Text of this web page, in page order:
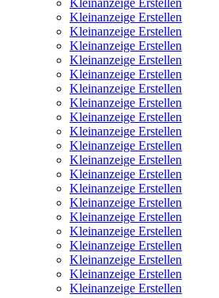
Kleinanzeige Erstellen
Kleinanzeige Erstellen
Kleinanzeige Erstellen
Kleinanzeige Erstellen
Kleinanzeige Erstellen
Kleinanzeige Erstellen
Kleinanzeige Erstellen
Kleinanzeige Erstellen
Kleinanzeige Erstellen
Kleinanzeige Erstellen
Kleinanzeige Erstellen
Kleinanzeige Erstellen
Kleinanzeige Erstellen
Kleinanzeige Erstellen
Kleinanzeige Erstellen
Kleinanzeige Erstellen
Kleinanzeige Erstellen
Kleinanzeige Erstellen
Kleinanzeige Erstellen
Kleinanzeige Erstellen